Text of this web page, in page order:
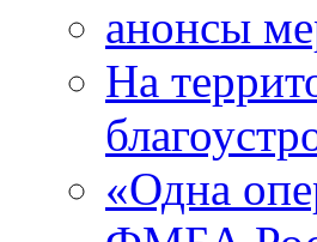
анонсы
На
«Одна